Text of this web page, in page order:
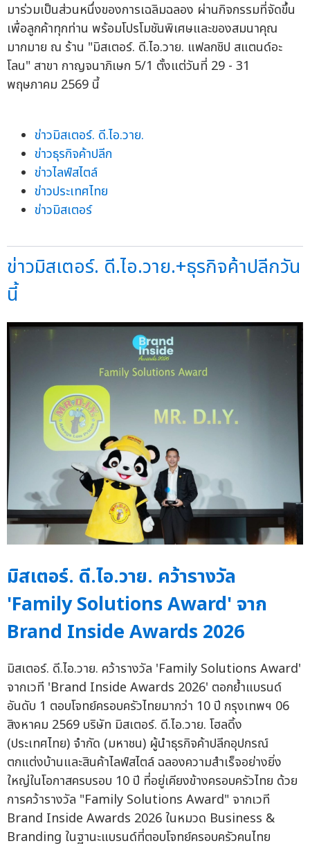
มาร่วมเป็นส่วนหนึ่งของการเฉลิมฉลอง ผ่านกิจกรรมที่จัดขึ้น
เพื่อลูกค้าทุกท่าน พร้อมโปรโมชันพิเศษและของสมนาคุณ
มากมาย ณ ร้าน "มิสเตอร์. ดี.ไอ.วาย. แฟลกชิป สแตนด์อะ
โลน" สาขา กาญจนาภิเษก 5/1 ตั้งแต่วันที่ 29 - 31
พฤษภาคม 2569 นี้
ข่าวมิสเตอร์. ดี.ไอ.วาย.
ข่าวธุรกิจค้าปลีก
ข่าวไลฟ์สไตล์
ข่าวประเทศไทย
ข่าวมิสเตอร์
ข่าวมิสเตอร์. ดี.ไอ.วาย.+ธุรกิจค้าปลีกวัน
นี้
มิสเตอร์. ดี.ไอ.วาย. คว้ารางวัล
'Family Solutions Award' จาก
Brand Inside Awards 2026
มิสเตอร์. ดี.ไอ.วาย. คว้ารางวัล 'Family Solutions Award'
จากเวที 'Brand Inside Awards 2026' ตอกย้ำแบรนด์
อันดับ 1 ตอบโจทย์ครอบครัวไทยมากว่า 10 ปี กรุงเทพฯ 06
สิงหาคม 2569 บริษัท มิสเตอร์. ดี.ไอ.วาย. โฮลดิ้ง
(ประเทศไทย) จำกัด (มหาชน) ผู้นำธุรกิจค้าปลีกอุปกรณ์
ตกแต่งบ้านและสินค้าไลฟ์สไตล์ ฉลองความสำเร็จอย่างยิ่ง
ใหญ่ในโอกาสครบรอบ 10 ปี ที่อยู่เคียงข้างครอบครัวไทย ด้วย
การคว้ารางวัล "Family Solutions Award" จากเวที
Brand Inside Awards 2026 ในหมวด Business &
Branding ในฐานะแบรนด์ที่ตอบโจทย์ครอบครัวคนไทย